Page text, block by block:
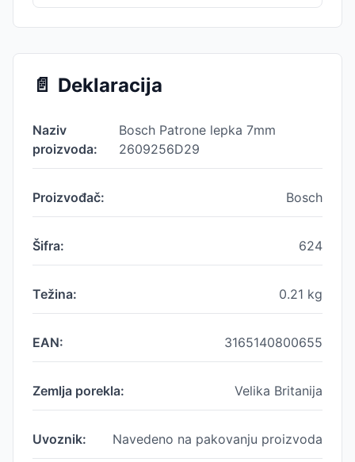
📄 Deklaracija
Naziv
proizvoda:
Bosch Patrone lepka 7mm
2609256D29
Proizvođač: Bosch
Šifra: 624
Težina: 0.21 kg
EAN: 3165140800655
Zemlja porekla: Velika Britanija
Uvoznik: Navedeno na pakovanju proizvoda